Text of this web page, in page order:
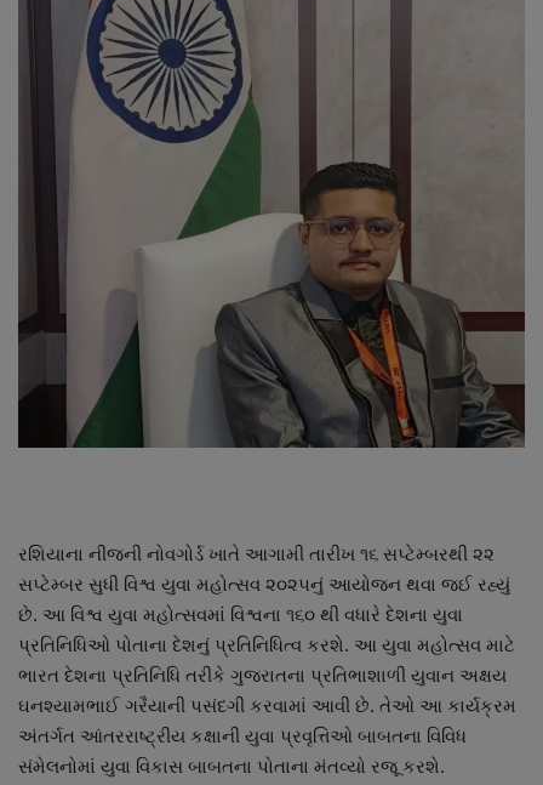
About Author
Dipotsav Special
ગુજરાત
જુનાગઢ
Support US
નાણાંકીય સમાચાર
સ્થાનિક સમાચાર
સ્પોર્ટ્સ
રાશિફળ
રશિયાના નીજની નોવગોર્ડ ખાતે આગામી તારીખ ૧૬ સપ્ટેમ્બરથી ૨૨
સપ્ટેમ્બર સુધી વિશ્વ યુવા મહોત્સવ ૨૦૨૫નું આયોજન થવા જઈ રહ્યું
છે. આ વિશ્વ યુવા મહોત્સવમાં વિશ્વના ૧૬૦ થી વધારે દેશના યુવા
પ્રતિનિધિઓ પોતાના દેશનું પ્રતિનિધિત્વ કરશે. આ યુવા મહોત્સવ માટે
ભારત દેશના પ્રતિનિધિ તરીકે ગુજરાતના પ્રતિભાશાળી યુવાન અક્ષય
ઘનશ્યામભાઈ ગરૈયાની પસંદગી કરવામાં આવી છે. તેઓ આ કાર્યક્રમ
અંતર્ગત આંતરરાષ્ટ્રીય કક્ષાની યુવા પ્રવૃત્તિઓ બાબતના વિવિધ
સંમેલનોમાં યુવા વિકાસ બાબતના પોતાના મંતવ્યો રજૂ કરશે.